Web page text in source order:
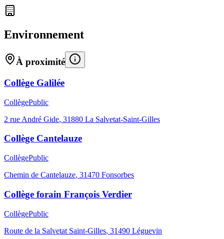
Environnement
À proximité
Collège Galilée
CollègePublic
2 rue André Gide, 31880 La Salvetat-Saint-Gilles
Collège Cantelauze
CollègePublic
Chemin de Cantelauze, 31470 Fonsorbes
Collège forain François Verdier
CollègePublic
Route de la Salvetat Saint-Gilles, 31490 Léguevin